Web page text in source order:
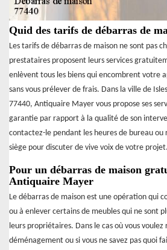
Quid des tarifs de débarras de
Les tarifs de débarras de maison ne sont pas
prestataires proposent leurs services
enlèvent tous les biens qui encombrent votre
sans vous prélever de frais. Dans la ville de
77440, Antiquaire Mayer vous propose ses
garantie par rapport à la qualité de son
contactez-le pendant les heures de bureau ou
siège pour discuter de vive voix de votre projet.
Pour un débarras de maison
Antiquaire Mayer
Le débarras de maison est une opération qui
ou à enlever certains de meubles qui ne sont
leurs propriétaires. Dans le cas où vous voulez
déménagement ou si vous ne savez pas quoi